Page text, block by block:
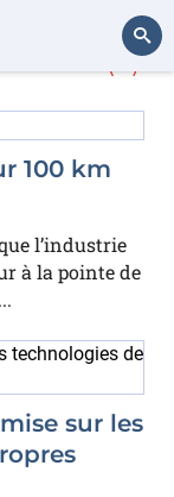
(2)
100 km
l’industrie
à la pointe de
sur les